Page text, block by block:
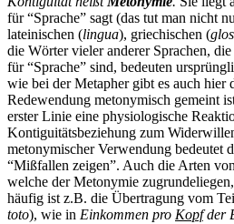
für “Sprache” sagt (das tut man nicht
lateinischen (lingua), griechischen (
die Wörter vieler anderer Sprachen,
für “Sprache” sind, bedeuten
wie bei der Metapher gibt es auch hier
Redewendung metonymisch gemeint
erster Linie eine physiologische
Kontiguitätsbeziehung zum
metonymischer Verwendung bedeutet
“Mißfallen zeigen”. Auch die Arten
welche der Metonymie
häufig ist z.B. die Übertragung vom
toto), wie in Einkommen pro Kopfder